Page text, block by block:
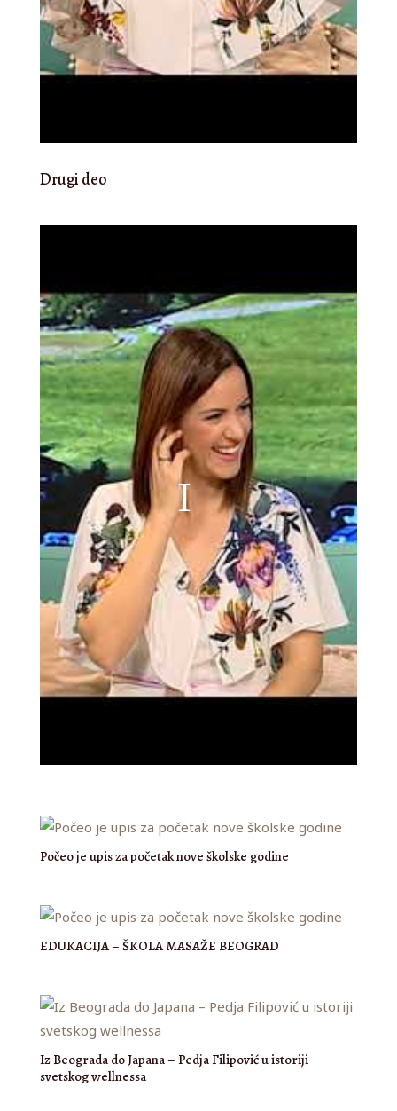
Drugi deo
Počeo je upis za početak nove školske godine
EDUKACIJA – ŠKOLA MASAŽE BEOGRAD
Iz Beograda do Japana – Pedja Filipović u istoriji
svetskog wellnessa